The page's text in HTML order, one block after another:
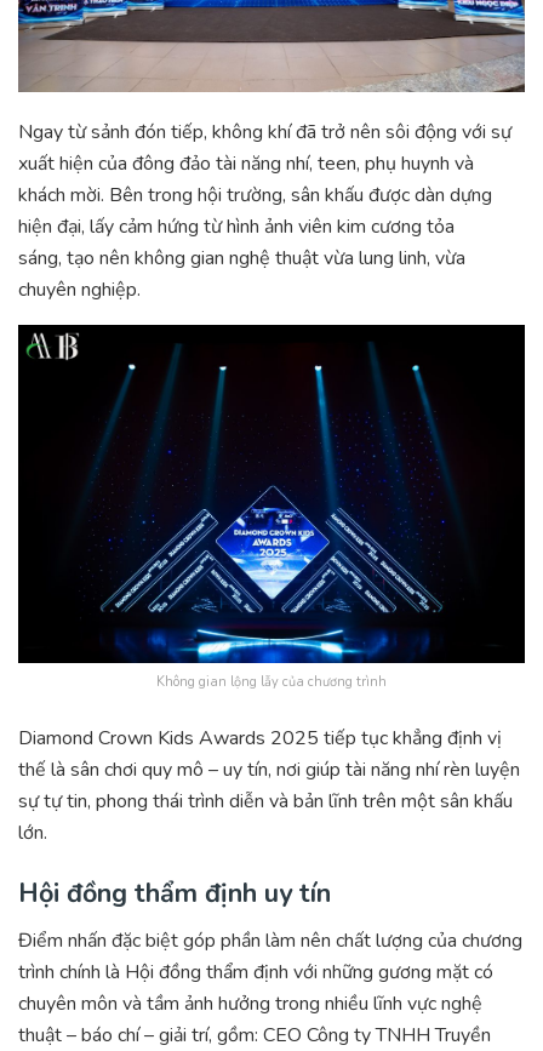
Ngay từ sảnh đón tiếp, không khí đã trở nên sôi động với sự
xuất hiện của đông đảo tài năng nhí, teen, phụ huynh và
khách mời. Bên trong hội trường, sân khấu được dàn dựng
hiện đại, lấy cảm hứng từ hình ảnh viên kim cương tỏa
sáng, tạo nên không gian nghệ thuật vừa lung linh, vừa
chuyên nghiệp.
Không gian lộng lẫy của chương trình
Diamond Crown Kids Awards 2025 tiếp tục khẳng định vị
thế là sân chơi quy mô – uy tín, nơi giúp tài năng nhí rèn luyện
sự tự tin, phong thái trình diễn và bản lĩnh trên một sân khấu
lớn.
Hội đồng thẩm định uy tín
Điểm nhấn đặc biệt góp phần làm nên chất lượng của chương
trình chính là Hội đồng thẩm định với những gương mặt có
chuyên môn và tầm ảnh hưởng trong nhiều lĩnh vực nghệ
thuật – báo chí – giải trí, gồm: CEO Công ty TNHH Truyền